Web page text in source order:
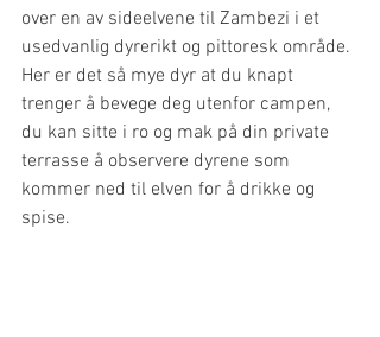
over en av sideelvene til Zambezi i et
usedvanlig dyrerikt og pittoresk område.
Her er det så mye dyr at du knapt
trenger å bevege deg utenfor campen,
du kan sitte i ro og mak på din private
terrasse å observere dyrene som
kommer ned til elven for å drikke og
spise.